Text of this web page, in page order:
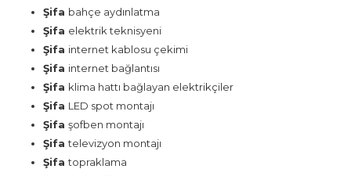
Şifa bahçe aydınlatma
Şifa elektrik teknisyeni
Şifa internet kablosu çekimi
Şifa internet bağlantısı
Şifa klima hattı bağlayan elektrikçiler
Şifa LED spot montajı
Şifa şofben montajı
Şifatelevizyon montajı
Şifatopraklama